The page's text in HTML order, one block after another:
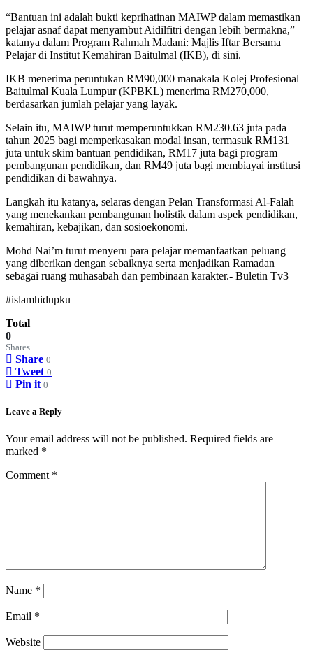
“Bantuan ini adalah bukti keprihatinan MAIWP dalam memastikan
pelajar asnaf dapat menyambut Aidilfitri dengan lebih bermakna,”
katanya dalam Program Rahmah Madani: Majlis Iftar Bersama
Pelajar di Institut Kemahiran Baitulmal (IKB), di sini.
IKB menerima peruntukan RM90,000 manakala Kolej Profesional
Baitulmal Kuala Lumpur (KPBKL) menerima RM270,000,
berdasarkan jumlah pelajar yang layak.
Selain itu, MAIWP turut memperuntukkan RM230.63 juta pada
tahun 2025 bagi memperkasakan modal insan, termasuk RM131
juta untuk skim bantuan pendidikan, RM17 juta bagi program
pembangunan pendidikan, dan RM49 juta bagi membiayai institusi
pendidikan di bawahnya.
Langkah itu katanya, selaras dengan Pelan Transformasi Al-Falah
yang menekankan pembangunan holistik dalam aspek pendidikan,
kemahiran, kebajikan, dan sosioekonomi.
Mohd Nai’m turut menyeru para pelajar memanfaatkan peluang
yang diberikan dengan sebaiknya serta menjadikan Ramadan
sebagai ruang muhasabah dan pembinaan karakter.- Buletin Tv3
#islamhidupku
Total
0
Shares
Share 0
Tweet 0
Pin it 0
Leave a Reply
Your email address will not be published. Required fields are
marked *
Comment *
Name *
Email *
Website